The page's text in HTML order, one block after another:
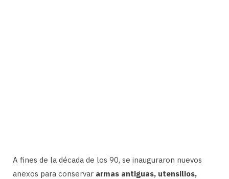
A fines de la década de los 90, se inauguraron nuevos
anexos para conservar armas antiguas, utensilios,